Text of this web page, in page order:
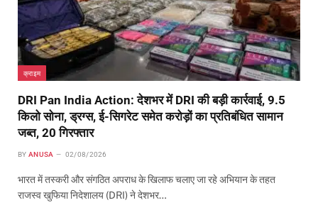
क्राइम
DRI Pan India Action: देशभर में DRI की बड़ी कार्रवाई, 9.5
किलो सोना, ड्रग्स, ई-सिगरेट समेत करोड़ों का प्रतिबंधित सामान
जब्त, 20 गिरफ्तार
BY ANUSA 02/08/2026
भारत में तस्करी और संगठित अपराध के खिलाफ चलाए जा रहे अभियान के तहत
राजस्व खुफिया निदेशालय (DRI) ने देशभर…